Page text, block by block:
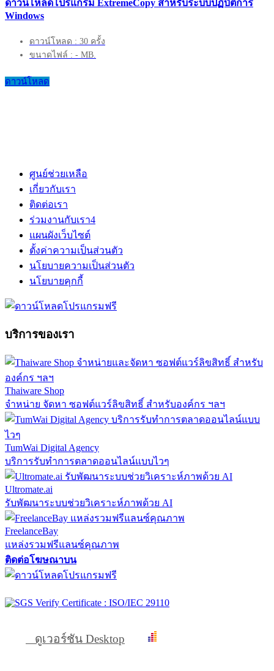
ดาวน์โหลดโปรแกรม ExtremeCopy สำหรับระบบปฏิบัติการ
Windows
ดาวน์โหลด : 30 ครั้ง
ขนาดไฟล์ : - MB.
ดาวน์โหลด
ศูนย์ช่วยเหลือ
เกี่ยวกับเรา
ติดต่อเรา
ร่วมงานกับเรา4
แผนผังเว็บไซต์
ตั้งค่าความเป็นส่วนตัว
นโยบายความเป็นส่วนตัว
นโยบายคุกกี้
บริการของเรา
Thaiware Shop
จำหน่าย จัดหา ซอฟต์แวร์ลิขสิทธิ์ สำหรับองค์กร ฯลฯ
TumWai Digital Agency
บริการรับทำการตลาดออนไลน์แบบไวๆ
Ultromate.ai
รับพัฒนาระบบช่วยวิเคราะห์ภาพด้วย AI
FreelanceBay
แหล่งรวมฟรีแลนซ์คุณภาพ
ติดต่อโฆษณาบน
ดูเวอร์ชัน Desktop